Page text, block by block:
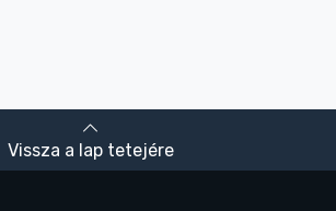
Vissza a lap tetejére